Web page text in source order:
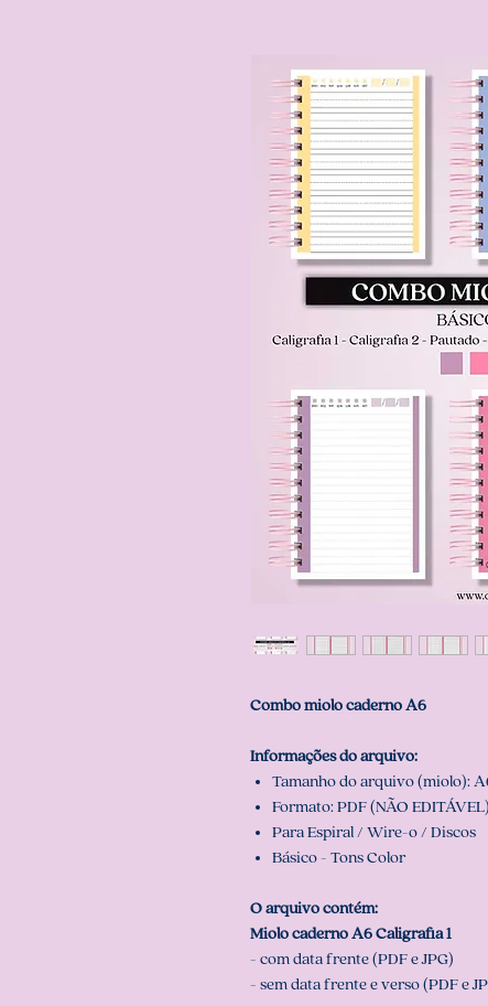
Combo miolo caderno A6
Informações do arquivo:
Tamanho do arquivo (miolo):
Formato: PDF (NÃO
Para Espiral / Wire-o / Discos
Básico - Tons Color
O arquivo contém:
Miolo caderno A6 Caligrafia 1
- com data frente (PDF e JPG)
- sem data frente e verso (PDF e